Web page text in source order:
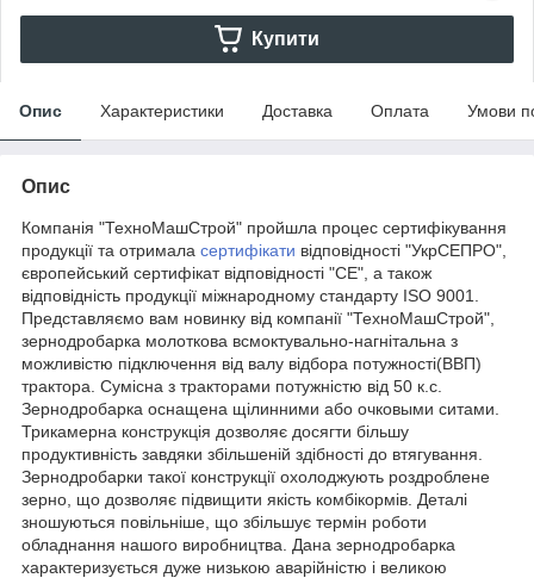
Купити
Опис Характеристики Доставка Оплата Умови
Опис
Компанія "ТехноМашСтрой" пройшла процес сертифікування
продукції та отримала сертифікати відповідності "УкрСЕПРО",
європейський сертифікат відповідності "СЕ", а також
відповідність продукції міжнародному стандарту ISO 9001.
Представляємо вам новинку від компанії "ТехноМашСтрой",
зернодробарка молоткова всмоктувально-нагнітальна з
можливістю підключення від валу відбора потужності(ВВП)
трактора. Сумісна з тракторами потужністю від 50 к.с.
Зернодробарка оснащена щілинними або очковыми ситами.
Трикамерна конструкція дозволяє досягти більшу
продуктивність завдяки збільшеній здібності до втягування.
Зернодробарки такої конструкції охолоджують роздроблене
зерно, що дозволяє підвищити якість комбікормів. Деталі
зношуються повільніше, що збільшує термін роботи
обладнання нашого виробництва. Дана зернодробарка
характеризується дуже низькою аварійністю і великою